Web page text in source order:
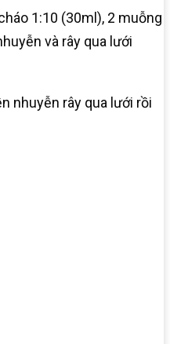
1:10 (30ml), 2 muỗng
và rây qua lưới
nhuyễn rây qua lưới rồi